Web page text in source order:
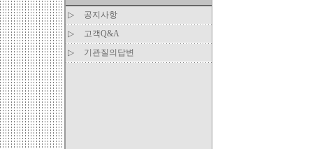
▷
공지사항
▷
고객Q&A
▷
기관질의답변